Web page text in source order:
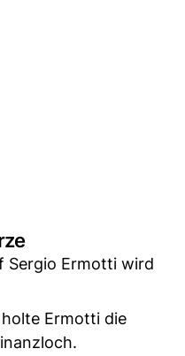
Sergio Ermotti wird
Ermotti die